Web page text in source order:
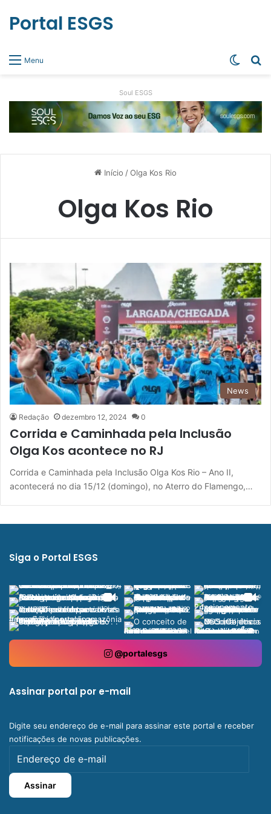
Menu
Portal ESGS
Soul ESGS
Início /Olga Kos Rio
Olga Kos Rio
News
Redação dezembro 12, 2024 0
Corrida e Caminhada pela Inclusão
Olga Kos acontece no RJ
Corrida e Caminhada pela Inclusão Olga Kos Rio – Ano II,
acontecerá no dia 15/12 (domingo), no Aterro do Flamengo,…
Siga o Portal ESGS
@portalesgs
Assinar portal por e-mail
Digite seu endereço de e-mail para assinar este portal e receber
notificações de novas publicações.
de
e-
mail
Assinar